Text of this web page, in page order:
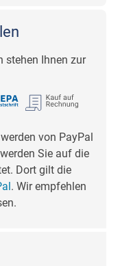
stehen Ihnen zur
von PayPal
Sie auf die
Dort gilt die
. Wir empfehlen